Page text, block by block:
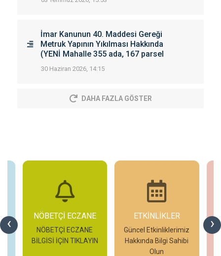
İmar Kanunun 40. Maddesi Gereği
Metruk Yapının Yıkılması Hakkında
(YENİ Mahalle 355 ada, 167 parsel
30 Haziran 2026, 14:15
DAHA FAZLA GÖSTER
‹ ›
NÖBETÇİ ECZANE
NÖBETÇİ ECZANE
BİLGİSİ İÇİN TIKLAYIN
ETKİNLİKLER
Güncel Etkinliklerimiz
Hakkında Bilgi Sahibi
Olun